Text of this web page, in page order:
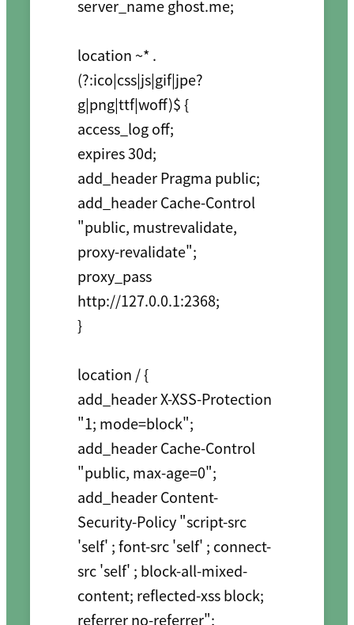
server_name ghost.me;
location ~* .
(?:ico|css|js|gif|jpe?
g|png|ttf|woff)$ {
access_log off;
expires 30d;
add_header Pragma public;
add_header Cache-Control
"public, mustrevalidate,
proxy-revalidate";
proxy_pass
http://127.0.0.1:2368;
}
location / {
add_header X-XSS-Protection
"1; mode=block";
add_header Cache-Control
"public, max-age=0";
add_header Content-
Security-Policy "script-src
'self' ; font-src 'self' ; connect-
src 'self' ; block-all-mixed-
content; reflected-xss block;
referrer no-referrer";